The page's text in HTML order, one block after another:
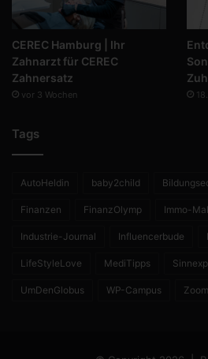
CEREC Hamburg | Ihr
Zahnarzt für CEREC
Zahnersatz
vor 3 Wochen
Tags
AutoHeldin baby2child
Finanzen FinanzOlymp Immo-
Industrie-Journal Influencerbude
LifeStyleLove MediTipps
UmDenGlobus WP-Campus